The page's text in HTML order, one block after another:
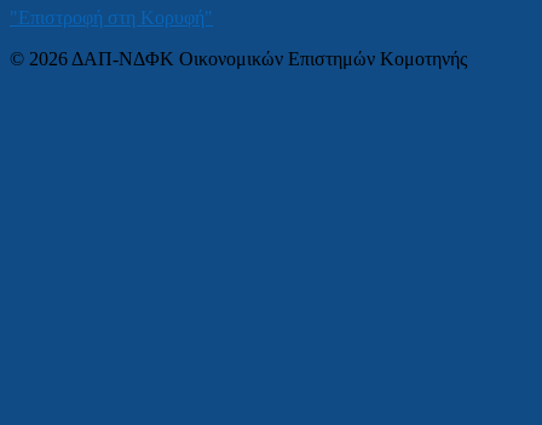
"Επιστροφή στη Κορυφή"
© 2026 ΔΑΠ-ΝΔΦΚ Οικονομικών Επιστημών Κομοτηνής